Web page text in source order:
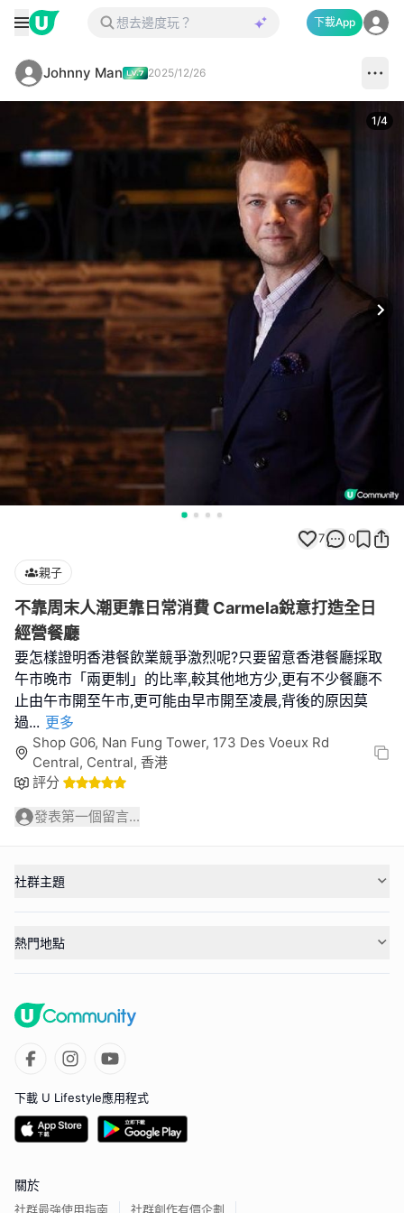
下載App
Johnny Man 2025/12/26
1/4
7 0
親子
不靠周末人潮更靠日常消費 Carmela銳意打造全日
經營餐廳
要怎樣證明香港餐飲業競爭激烈呢?只要留意香港餐廳採取
午市晚市「兩更制」的比率,較其他地方少,更有不少餐廳不
止由午市開至午市,更可能由早市開至凌晨,背後的原因莫
過... 更多
Shop G06, Nan Fung Tower, 173 Des Voeux Rd
Central, Central, 香港
評分
發表第一個留言...
社群主題
熱門地點
下載 U Lifestyle應用程式
關於
社群最強使用指南 社群創作有價企劃